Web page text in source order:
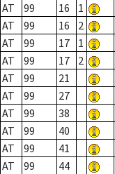
AT
99 16 1
AT
99 16 2
AT
99 17 1
AT
99 17 2
AT
99 21
AT
99 27
AT
99 38
AT
99 40
AT
99 41
AT
99 44